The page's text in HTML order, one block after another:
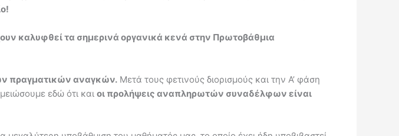
καλυφθεί τα σημερινά οργανικά κενά στην Πρωτοβάθμια
πραγματικών αναγκών. Μετά τους φετινούς διορισμούς και την Α’ φάση
εδώ ότι και οι προλήψεις αναπληρωτών συναδέλφων είναι